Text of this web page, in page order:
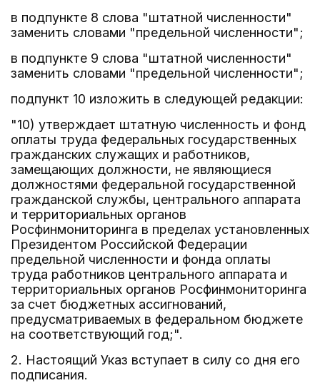
в подпункте 8 слова "штатной численности"
заменить словами "предельной численности";
в подпункте 9 слова "штатной численности"
заменить словами "предельной численности";
подпункт 10 изложить в следующей редакции:
"10) утверждает штатную численность и фонд
оплаты труда федеральных государственных
гражданских служащих и работников,
замещающих должности, не являющиеся
должностями федеральной государственной
гражданской службы, центрального аппарата
и территориальных органов
Росфинмониторинга в пределах установленных
Президентом Российской Федерации
предельной численности и фонда оплаты
труда работников центрального аппарата и
территориальных органов Росфинмониторинга
за счет бюджетных ассигнований,
предусматриваемых в федеральном бюджете
на соответствующий год;".
2. Настоящий Указ вступает в силу со дня его
подписания.